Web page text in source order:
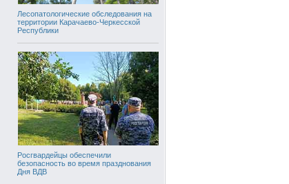
Лесопатологические обследования на
территории Карачаево-Черкесской
Республики
Росгвардейцы обеспечили
безопасность во время празднования
Дня ВДВ